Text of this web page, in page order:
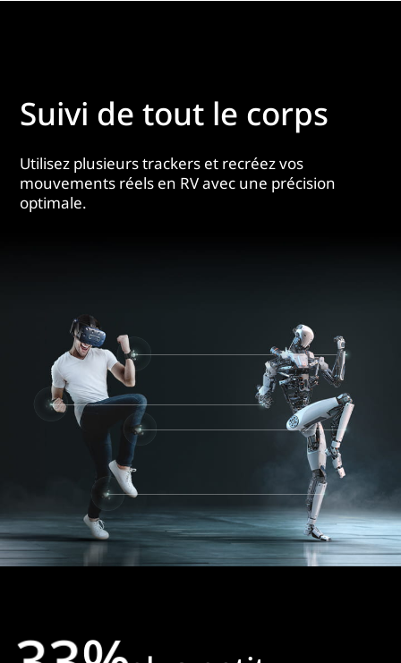
Suivi de tout le corps
Utilisez plusieurs trackers et recréez vos
mouvements réels en RV avec une précision
optimale.